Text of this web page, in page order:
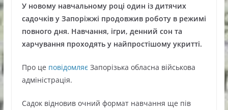
У новому навчальному році один із дитячих
садочків у Запоріжжі продовжив роботу в режимі
повного дня. Навчання, ігри, денний сон та
харчування проходять у найпростішому укритті.
Про це повідомляє Запорізька обласна військова
адміністрація.
Садок відновив очний формат навчання ще пів